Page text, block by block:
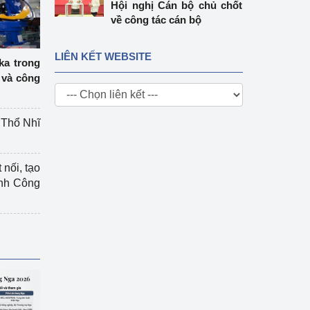
trong
công
Nhĩ
nối, tạo
Công
Hội nghị Cán bộ chủ chốt
về công tác cán bộ
LIÊN KẾT WEBSITE